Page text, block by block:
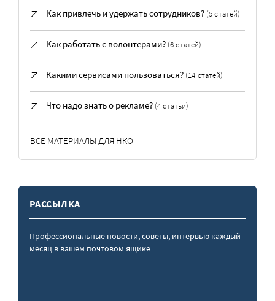
Как привлечь и удержать сотрудников? (5 статей)
Как работать с волонтерами? (6 статей)
Какими сервисами пользоваться? (14 статей)
Что надо знать о рекламе? (4 статьи)
ВСЕ МАТЕРИАЛЫ ДЛЯ НКО
РАССЫЛКА
Профессиональные новости, советы, интервью каждый
месяц в вашем почтовом ящике